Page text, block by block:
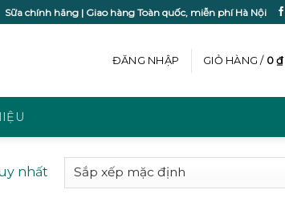
Sữa chính hãng | Giao hàng Toàn quốc, miễn phí Hà Nội
ĐĂNG NHẬP GIỎ HÀNG / 0₫
nhất